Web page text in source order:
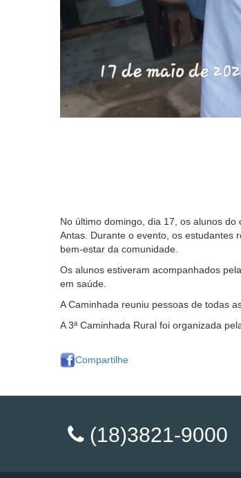
No último domingo, dia 17, os alunos
Antas. Durante o evento, os estudantes
bem-estar da comunidade.
Os alunos estiveram acompanhados
em saúde.
A Caminhada reuniu pessoas de todas
A 3ª Caminhada Rural foi organizada
Compartilhe
(18)3821-9000